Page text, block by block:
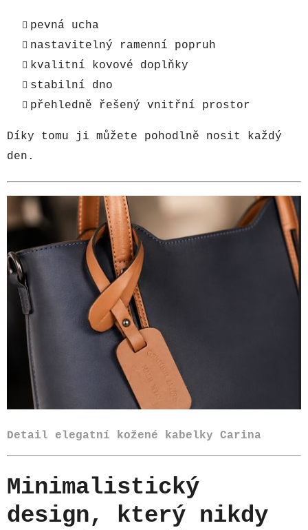
pevná ucha
nastavitelný ramenní popruh
kvalitní kovové doplňky
stabilní dno
přehledně řešený vnitřní prostor
Díky tomu ji můžete pohodlně nosit každý
den.
Detail elegatní kožené kabelky Carina
Minimalistický
design, který nikdy